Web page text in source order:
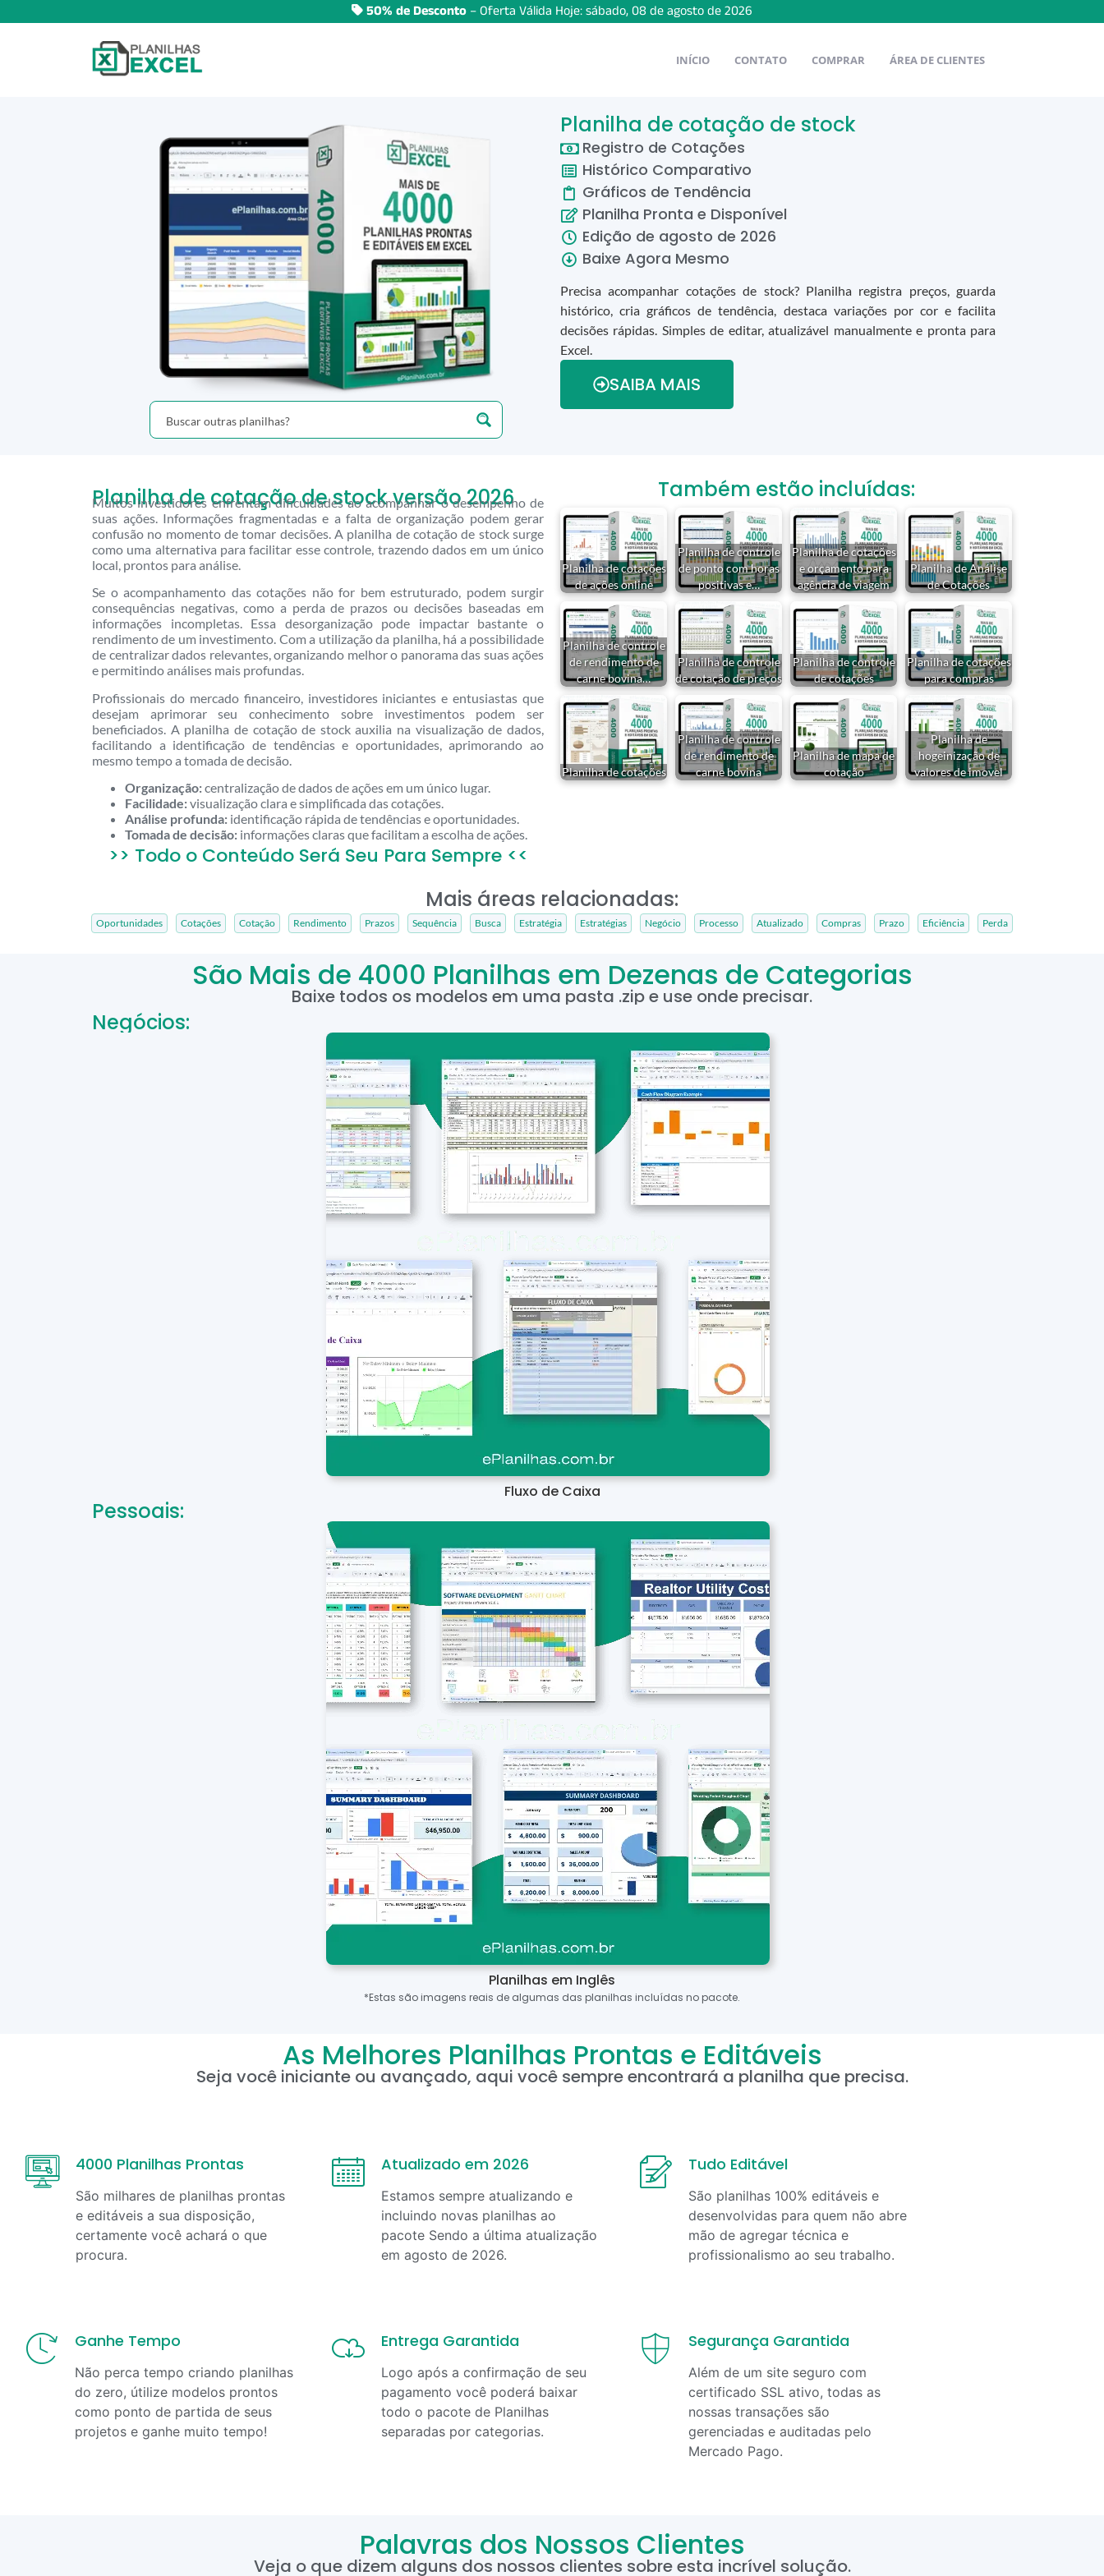
50% de Desconto – Oferta Válida Hoje:sábado,08deagostode2026
INÍCIO CONTATO COMPRAR ÁREA DE CLIENTES
Planilha de cotação de stock
Registro de Cotações
Histórico Comparativo
Gráficos de Tendência
Planilha Pronta e Disponível
Edição de agosto de 2026
Baixe Agora Mesmo
Precisa acompanhar cotações de stock? Planilha registra preços, guarda
histórico, cria gráficos de tendência, destaca variações por cor e facilita
decisões rápidas. Simples de editar, atualizável manualmente e pronta para
Excel.
SAIBA MAIS
Planilha de cotação de stock versão 2026
Muitos investidores enfrentam dificuldades ao acompanhar o desempenho de
suas ações. Informações fragmentadas e a falta de organização podem gerar
confusão no momento de tomar decisões. A planilha de cotação de stock surge
como uma alternativa para facilitar esse controle, trazendo dados em um único
local, prontos para análise.
Se o acompanhamento das cotações não for bem estruturado, podem surgir
consequências negativas, como a perda de prazos ou decisões baseadas em
informações incompletas. Essa desorganização pode impactar bastante o
rendimento de um investimento. Com a utilização da planilha, há a possibilidade
de centralizar dados relevantes, organizando melhor o panorama das suas ações
e permitindo análises mais profundas.
Profissionais do mercado financeiro, investidores iniciantes e entusiastas que
desejam aprimorar seu conhecimento sobre investimentos podem ser
beneficiados. A planilha de cotação de stock auxilia na visualização de dados,
facilitando a identificação de tendências e oportunidades, aprimorando ao
mesmo tempo a tomada de decisão.
Organização:centralização de dados de ações em um único lugar.
Facilidade:visualização clara e simplificada das cotações.
Análise profunda: identificação rápida de tendências e oportunidades.
Tomada de decisão: informações claras que facilitam a escolha de ações.
>> Todo o Conteúdo Será Seu Para Sempre <<
Também estão incluídas:
Planilha de cotações
de ações online
Planilha de controle
de ponto com horas
positivas e…
Planilha de cotações
e orçamento para
agência de viagem
Planilha de Análise
de Cotações
Planilha de controle
de rendimento de
carne bovina…
Planilha de controle
de cotação de preços
Planilha de controle
de cotações
Planilha de cotações
para compras
Planilha de cotações
Planilha de controle
de rendimento de
carne bovina
Planilha de mapa de
cotação
Planilha de
hogeinização de
valores de imovel
Mais áreas relacionadas:
Oportunidades Cotações Cotação Rendimento Prazos Sequência Busca Estratégia Estratégias Negócio Processo Atualizado Compras Prazo Eficiência Perda
São Mais de 4000 Planilhas em Dezenas de Categorias
Baixe todos os modelos em uma pasta .zip e use onde precisar.
Negócios:
Fluxo de Caixa
Pessoais:
Planilhas em Inglês
*Estas são imagens reais de algumas das planilhas incluídas no pacote.
As Melhores Planilhas Prontas e Editáveis
Seja você iniciante ou avançado, aqui você sempre encontrará a planilha que precisa.
4000 Planilhas Prontas
São milhares de planilhas prontas
e editáveis a sua disposição,
certamente você achará o que
procura.
Atualizado em 2026
Estamos sempre atualizando e
incluindo novas planilhas ao
pacote Sendo a última atualização
em agosto de 2026.
Tudo Editável
São planilhas 100% editáveis e
desenvolvidas para quem não abre
mão de agregar técnica e
profissionalismo ao seu trabalho.
Ganhe Tempo
Não perca tempo criando planilhas
do zero, útilize modelos prontos
como ponto de partida de seus
projetos e ganhe muito tempo!
Entrega Garantida
Logo após a confirmação de seu
pagamento você poderá baixar
todo o pacote de Planilhas
separadas por categorias.
Segurança Garantida
Além de um site seguro com
certificado SSL ativo, todas as
nossas transações são
gerenciadas e auditadas pelo
Mercado Pago.
Palavras dos Nossos Clientes
Veja o que dizem alguns dos nossos clientes sobre esta incrível solução.